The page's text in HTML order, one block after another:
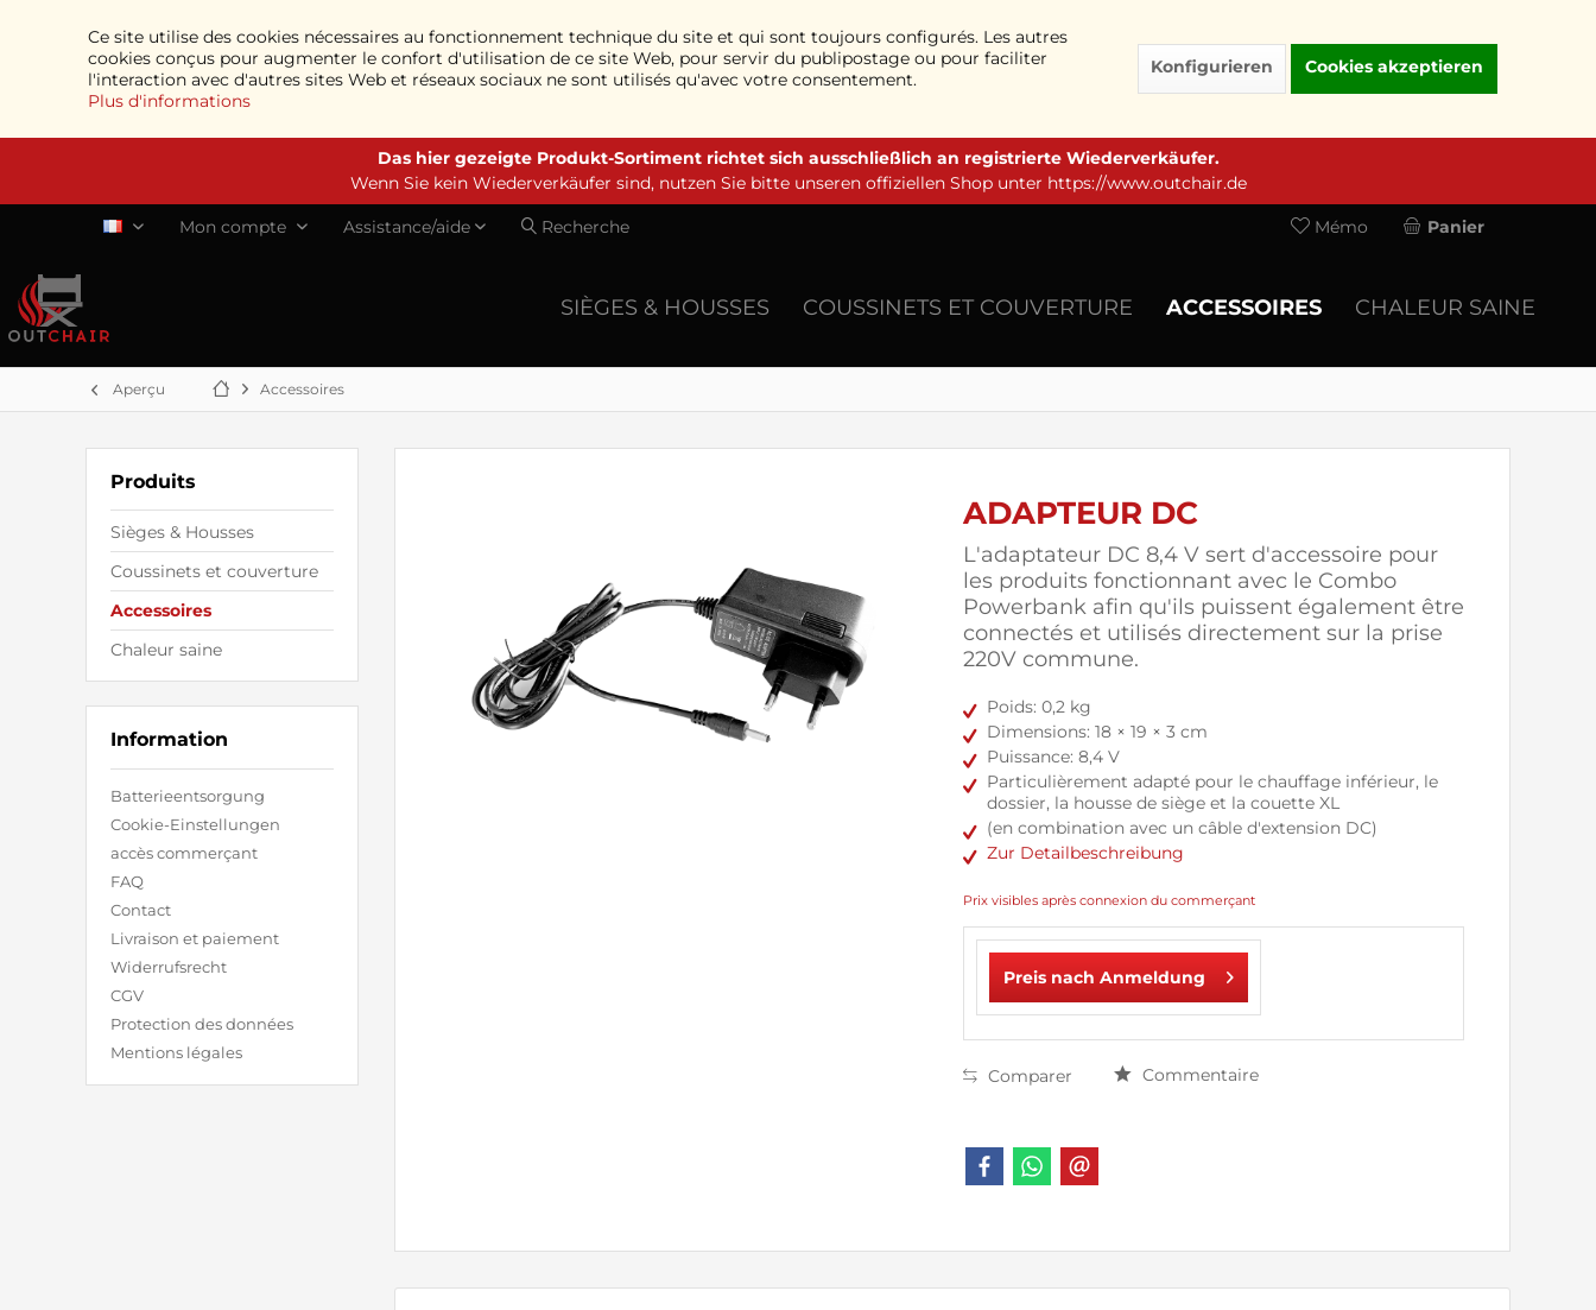
Ce site utilise des cookies nécessaires au fonctionnement technique du site et qui sont toujours configurés. Les autres
cookies conçus pour augmenter le confort d'utilisation de ce site Web, pour servir du publipostage ou pour faciliter
l'interaction avec d'autres sites Web et réseaux sociaux ne sont utilisés qu'avec votre consentement.
Plus d'informations
Konfigurieren Cookies akzeptieren
Das hier gezeigte Produkt-Sortiment richtet sich ausschließlich an registrierte Wiederverkäufer.
Wenn Sie kein Wiederverkäufer sind, nutzen Sie bitte unseren offiziellen Shop unter https://www.outchair.de
Panier
Mémo
Mon compte Assistance/aide Recherche
SIÈGES & HOUSSES COUSSINETS ET COUVERTURE ACCESSOIRES CHALEUR SAINE
Aperçu Accessoires
Produits
Sièges & Housses
Coussinets et couverture
Accessoires
Chaleur saine
Information
Batterieentsorgung
Cookie-Einstellungen
accès commerçant
FAQ
Contact
Livraison et paiement
Widerrufsrecht
CGV
Protection des données
Mentions légales
ADAPTEUR DC
L'adaptateur DC 8,4 V sert d'accessoire pour
les produits fonctionnant avec le Combo
Powerbank afin qu'ils puissent également être
connectés et utilisés directement sur la prise
220V commune.
Poids: 0,2 kg
Dimensions: 18 × 19 × 3 cm
Puissance: 8,4 V
Particulièrement adapté pour le chauffage inférieur, le
dossier, la housse de siège et la couette XL
(en combination avec un câble d'extension DC)
Zur Detailbeschreibung
Prix visibles après connexion du commerçant
Preis nach Anmeldung
Comparer Commentaire